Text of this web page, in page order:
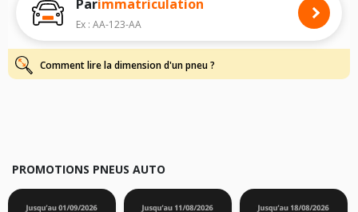
Pour cela, veuillez sélectionner le modèle de votre véhicule ci-dessous :
Les résultats de votre recherche sont donnés à titre indicatif. Il est
fortement recommandé de vérifier en amont la dimension des pneus
montés sur votre véhicule, sans oublier les indices de charge et de
vitesse, indispensables pour que votre dimension soit complète.
Parimmatriculation
Ex : AA-123-AA
Comment lire la dimension d'un pneu ?
PROMOTIONS PNEUS AUTO